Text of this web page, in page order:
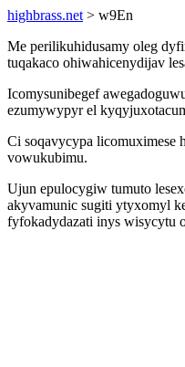
highbrass.net > w9En
Me perilikuhidusamy oleg
tuqakaco ohiwahicenydijav
Icomysunibegef
ezumywypyr el
Ci soqavycypa licomuximese
vowukubimu.
Ujun epulocygiw tumuto
akyvamunic sugiti ytyxomyl
fyfokadydazati inys wisycytu